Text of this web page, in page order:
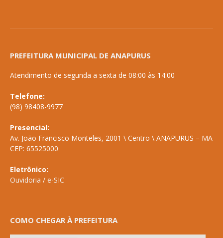
PREFEITURA MUNICIPAL DE ANAPURUS
Atendimento de segunda a sexta de 08:00 às 14:00
Telefone:
(98) 98408-9977
Presencial:
Av. João Francisco Monteles, 2001 \ Centro \ ANAPURUS – MA
CEP: 65525000
Eletrônico:
Ouvidoria / e-SIC
COMO CHEGAR À PREFEITURA